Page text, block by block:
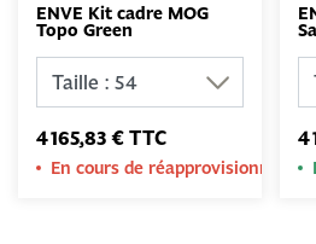
ENVE Kit cadre MOG
Topo Green
4 165,83 € TTC
En cours de
4